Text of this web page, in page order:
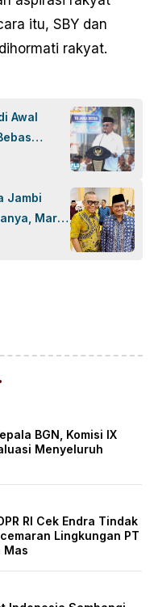
itu, SBY dan
rakyat.
Awal
Jambi
Mari
BGN, Komisi IX
Menyeluruh
RI Cek Endra Tindak
Lingkungan PT
Mas